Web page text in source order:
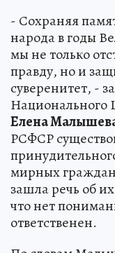
- Сохраняя
народа в годы
мы не только
правду, но и
суверенитет, -
Национального
Елена
РСФСР
мирных
зашла речь об
что нет
ответственен.